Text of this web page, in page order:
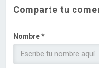
Comparte tu
Nombre *